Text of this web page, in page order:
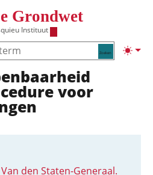
Grondwet
Instituut
Zoeken
voor
den Staten-Generaal.